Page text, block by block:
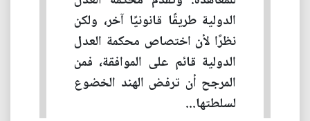
الدولية طريقًا قانونيًا آخر، ولكن
نظرًا لأن اختصاص محكمة العدل
الدولية قائم على الموافقة، فمن
المرجح أن ترفض الهند الخضوع
لسلطتها...